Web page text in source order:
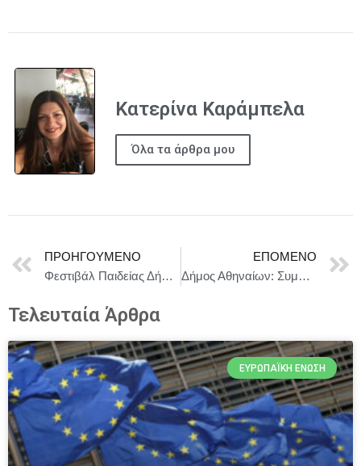
Κατερίνα Καράμπελα
Όλα τα άρθρα μου
ΠΡΟΗΓΟΎΜΕΝΟ
Φεστιβάλ Παιδείας Δήμου Αμπελοκήπων-Μενεμένης: «Ταξιδεύοντας με τις μελωδίες των ματιών»
ΕΠΌΜΕΝΟ
Δήμος Αθηναίων: Συμφωνία για ρύθμιση της κυκλοφορίας των πατινιών στους δρόμους της Αθήνας
Τελευταία Άρθρα
ΕΥΡΩΠΑΪΚΉ ΈΝΩΣΗ